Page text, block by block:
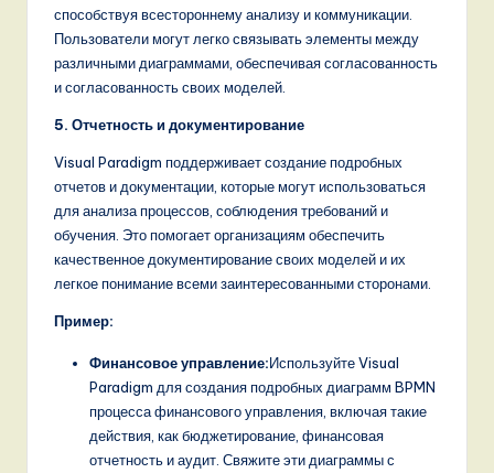
способствуя всестороннему анализу и коммуникации.
Пользователи могут легко связывать элементы между
различными диаграммами, обеспечивая согласованность
и согласованность своих моделей.
5. Отчетность и документирование
Visual Paradigm поддерживает создание подробных
отчетов и документации, которые могут использоваться
для анализа процессов, соблюдения требований и
обучения. Это помогает организациям обеспечить
качественное документирование своих моделей и их
легкое понимание всеми заинтересованными сторонами.
Пример:
Финансовое управление:Используйте Visual
Paradigm для создания подробных диаграмм BPMN
процесса финансового управления, включая такие
действия, как бюджетирование, финансовая
отчетность и аудит. Свяжите эти диаграммы с